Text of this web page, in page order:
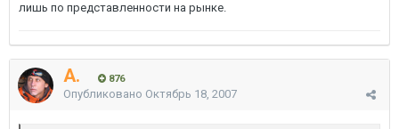
лишь по представленности на рынке.
A. 876
Опубликовано Октябрь 18, 2007